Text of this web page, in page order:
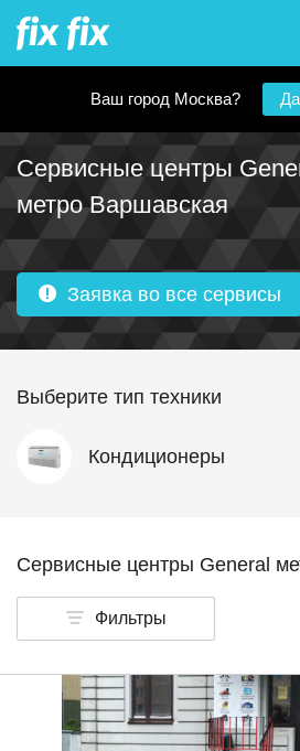
Ваш город Москва? Да
Сервисные центры
метро Варшавская
Заявка во все сервисы
Выберите тип техники
Кондиционеры
Сервисные центры General
Фильтры